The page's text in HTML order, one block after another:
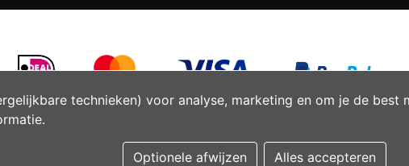
technieken) voor analyse, marketing en om je de best
Optionele afwijzen Alles accepteren